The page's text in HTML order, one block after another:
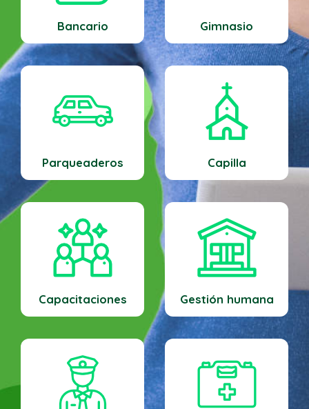
Bancario Gimnasio
Parqueaderos Capilla
Capacitaciones Gestión humana